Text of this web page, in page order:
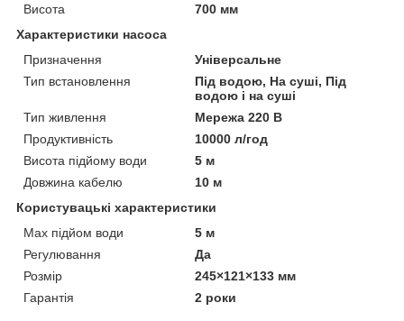
Висота
700 мм
Характеристики насоса
Призначення
Універсальне
Тип встановлення
Під водою, На суші, Під
водою і на суші
Тип живлення
Мережа 220 В
Продуктивність
10000 л/год
Висота підйому води
5 м
Довжина кабелю
10 м
Користувацькі характеристики
Max підйом води
5 м
Регулювання
Да
Розмір
245×121×133 мм
Гарантія
2 роки